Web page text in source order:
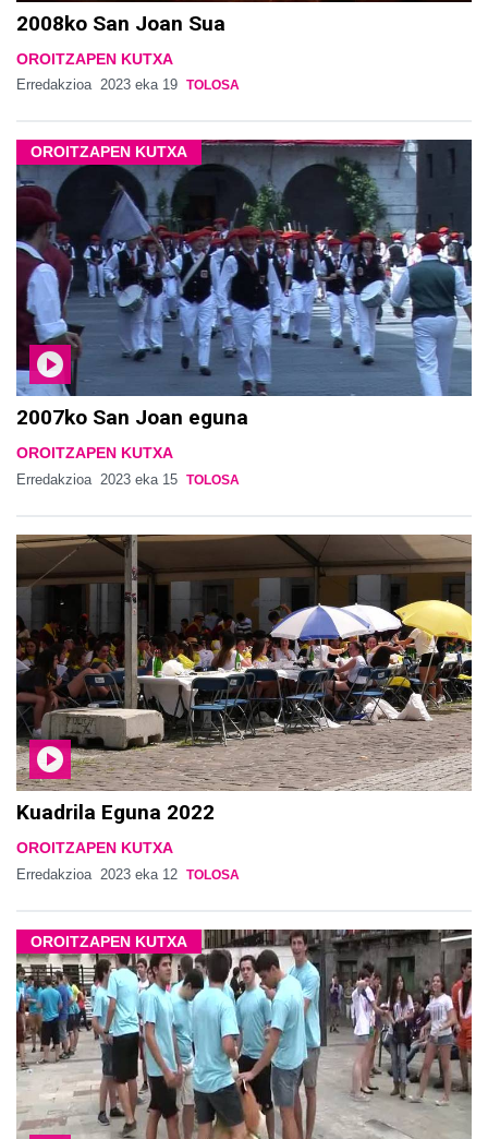
2008ko San Joan Sua
OROITZAPEN KUTXA
Erredakzioa 2023 eka 19 TOLOSA
OROITZAPEN KUTXA
2007ko San Joan eguna
OROITZAPEN KUTXA
Erredakzioa 2023 eka 15 TOLOSA
Kuadrila Eguna 2022
OROITZAPEN KUTXA
Erredakzioa 2023 eka 12 TOLOSA
OROITZAPEN KUTXA